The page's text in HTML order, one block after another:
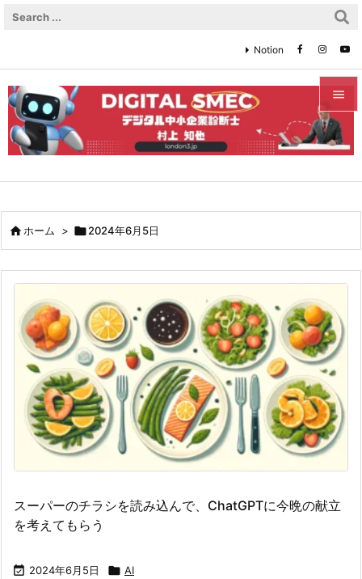


メニュ


次へ
検索
Notion
ホーム > 2024年6月5日
スーパーのチラシを読み込んで、ChatGPTに今晩の献立
を考えてもらう
 2024年6月5日  AI